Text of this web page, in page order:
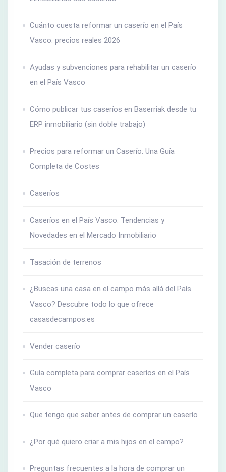
Cuánto cuesta reformar un caserío en el País
Vasco: precios reales 2026
Ayudas y subvenciones para rehabilitar un caserío
en el País Vasco
Cómo publicar tus caseríos en Baserriak desde tu
ERP inmobiliario (sin doble trabajo)
Precios para reformar un Caserío: Una Guía
Completa de Costes
Caseríos
Caseríos en el País Vasco: Tendencias y
Novedades en el Mercado Inmobiliario
Tasación de terrenos
¿Buscas una casa en el campo más allá del País
Vasco? Descubre todo lo que ofrece
casasdecampos.es
Vender caserío
Guía completa para comprar caseríos en el País
Vasco
Que tengo que saber antes de comprar un caserío
¿Por qué quiero criar a mis hijos en el campo?
Preguntas frecuentes a la hora de comprar un